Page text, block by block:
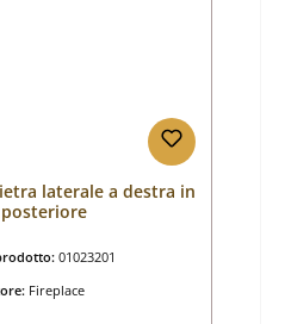
laterale a destra in
01023201
Fireplace